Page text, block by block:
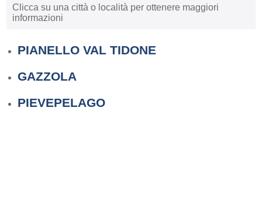
Clicca su una città o località per ottenere maggiori
informazioni
PIANELLO VAL TIDONE
GAZZOLA
PIEVEPELAGO